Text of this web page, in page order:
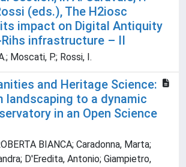
(eds.), The H2iosc
impact on Digital Antiquity
infrastructure – II
Moscati, P.; Rossi, I.
and Heritage Science:
landscaping to a dynamic
in an Open Science
BIANCA; Caradonna, Marta;
D'Eredita, Antonio; Giampietro,